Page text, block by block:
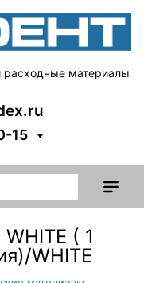
расходные материалы
15
( 1
WHITE